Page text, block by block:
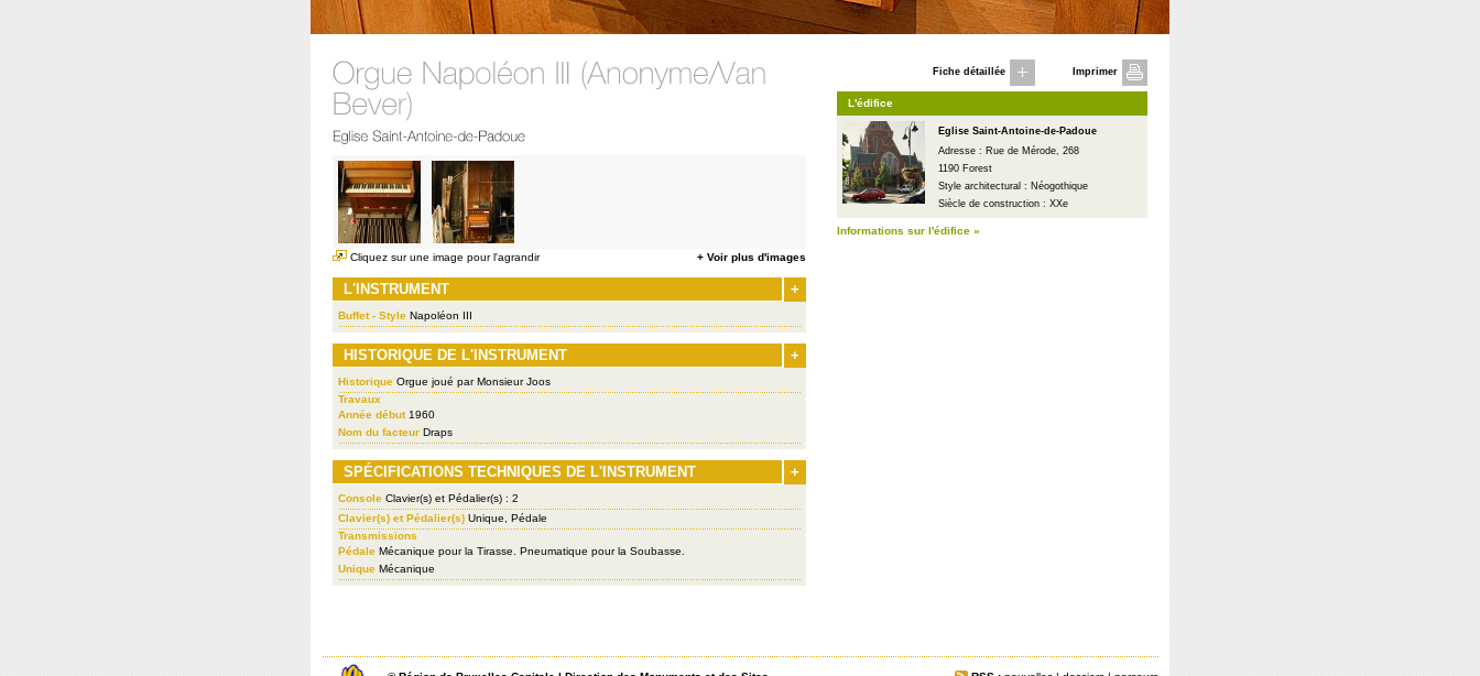
Cliquez sur une image pour l'agrandir + Voir plus d'images
+
L'INSTRUMENT
Buffet - Style Napoléon III
+
HISTORIQUE DE L'INSTRUMENT
Historique Orgue joué par Monsieur Joos
Travaux
Année début1960
Nom du facteur Draps
+
SPÉCIFICATIONS TECHNIQUES DE L'INSTRUMENT
Console Clavier(s) et Pédalier(s) : 2
Clavier(s) et Pédalier(s) Unique, Pédale
Transmissions
Pédale Mécanique pour la Tirasse. Pneumatique pour la Soubasse.
Unique Mécanique
Fiche détaillée Imprimer
L'édifice
Eglise Saint-Antoine-de-Padoue
Adresse : Rue de Mérode, 268
1190 Forest
Style architectural : Néogothique
Siècle de construction : XXe
Informations sur l'édifice »